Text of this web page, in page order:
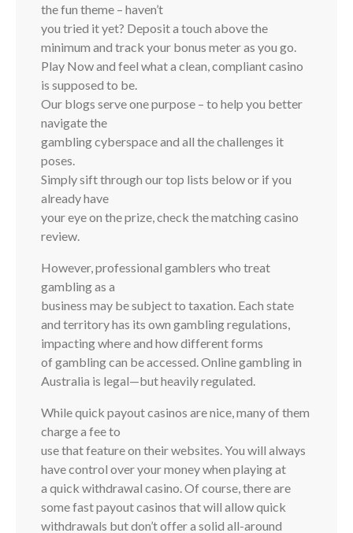
the fun theme – haven’t
you tried it yet? Deposit a touch above the
minimum and track your bonus meter as you go.
Play Now and feel what a clean, compliant casino
is supposed to be.
Our blogs serve one purpose – to help you better
navigate the
gambling cyberspace and all the challenges it
poses.
Simply sift through our top lists below or if you
already have
your eye on the prize, check the matching casino
review.
However, professional gamblers who treat
gambling as a
business may be subject to taxation. Each state
and territory has its own gambling regulations,
impacting where and how different forms
of gambling can be accessed. Online gambling in
Australia is legal—but heavily regulated.
While quick payout casinos are nice, many of them
charge a fee to
use that feature on their websites. You will always
have control over your money when playing at
a quick withdrawal casino. Of course, there are
some fast payout casinos that will allow quick
withdrawals but don’t offer a solid all-around